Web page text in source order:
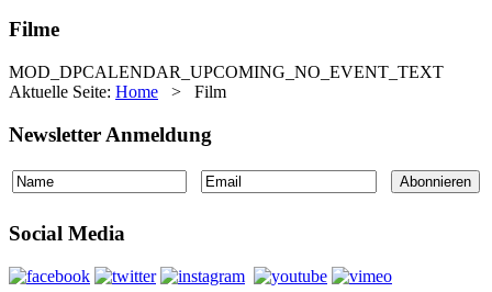
Filme
MOD_DPCALENDAR_UPCOMING_NO_EVENT_TEXT
Aktuelle Seite: Home > Film
Newsletter Anmeldung
Social Media